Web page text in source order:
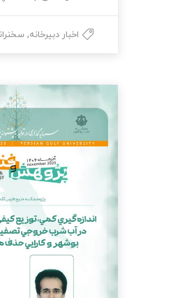
اخبار دبیرخانه,